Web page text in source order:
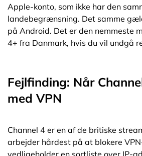
Apple-konto, som ikke har den
landebegrænsning. Det samme
på Android. Det er den nemmeste
4+ fra Danmark, hvis du vil undgå
Fejlfinding: Når
med VPN
Channel 4 er en af de britiske
arbejder hårdest på at blokere
vedligeholder en sortliste over IP-